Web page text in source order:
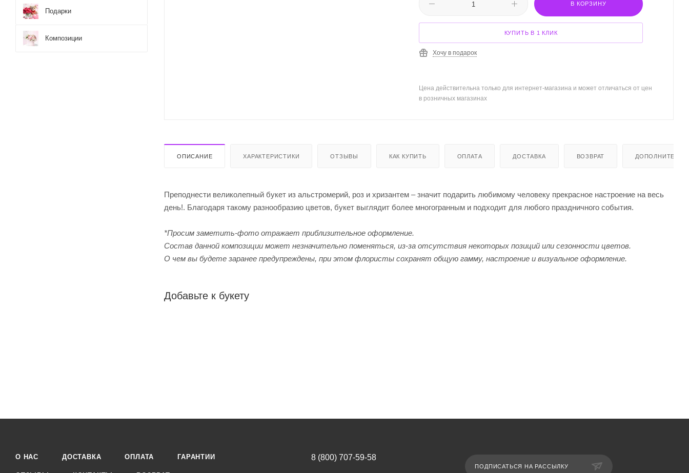
В КОРЗИНУ
КУПИТЬ В 1 КЛИК
Хочу в подарок
Цена действительна только для интернет-магазина и может отличаться от цен
в розничных магазинах
ОПИСАНИЕ ХАРАКТЕРИСТИКИ ОТЗЫВЫ КАК КУПИТЬ ОПЛАТА ДОСТАВКА ВОЗВРАТ
Преподнести великолепный букет из альстромерий, роз и хризантем – значит подарить любимому человеку прекрасное настроение на весь
день!. Благодаря такому разнообразию цветов, букет выглядит более многогранным и подходит для любого праздничного события.
*Просим заметить-фото отражает приблизительное оформление.
Cостав данной композиции может незначительно поменяться, из-за отсутствия некоторых позиций или сезонности цветов.
О чем вы будете заранее предупреждены, при этом флористы сохранят общую гамму, настроение и визуальное оформление.
Добавьте к букету
Подарки
Композиции
О НАС ДОСТАВКА ОПЛАТА ГАРАНТИИ 8 (800) 707-59-58
ПОДПИСАТЬСЯ НА РАССЫЛКУ